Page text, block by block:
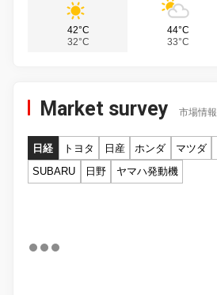
42°C
32°C
44°C
33°C
Market survey 市場情報
日経 トヨタ 日産 ホンダ マツダ
SUBARU
日野 ヤマハ発動機